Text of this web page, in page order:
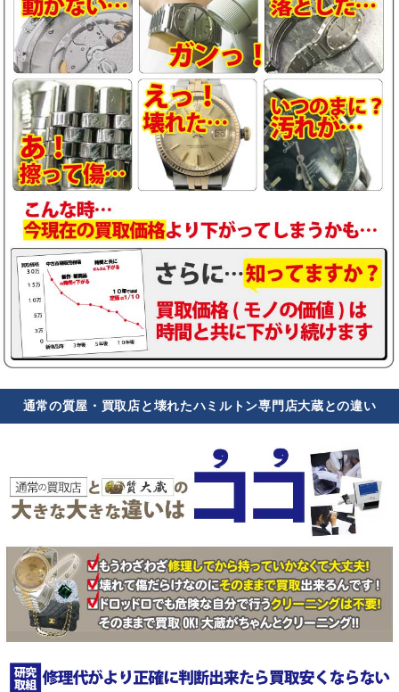
通常の質屋・買取店と壊れたハミルトン専門店大蔵との違い